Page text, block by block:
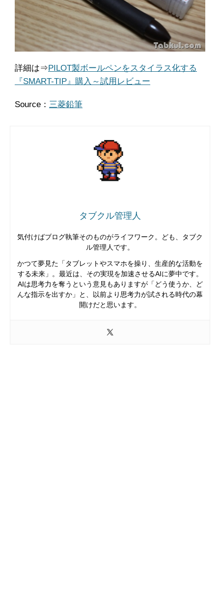
詳細は⇒ PILOT製ボールペンをスタイラス化する
『SMART-TIP』購入～試用レビュー
Source： 三菱鉛筆
タブクル管理人
気付けばブログ執筆そのものがライフワーク。ども、タブク
ル管理人です。
かつて夢見た「タブレットやスマホを操り、生産的な活動を
する未来」。最近は、その実現を加速させるAIに夢中です。
AIは思考力を奪うという意見もありますが「どう使うか、ど
んな指示を出すか」と、以前より思考力が試される時代の幕
開けだと思います。